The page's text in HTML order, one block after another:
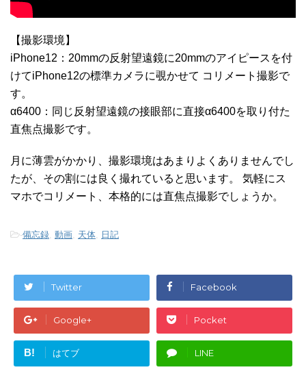
【撮影環境】
iPhone12：20mmの反射望遠鏡に20mmのアイピースを付
けてiPhone12の標準カメラに覗かせて コリメート撮影で
す。
α6400：同じ反射望遠鏡の接眼部に直接α6400を取り付た
直焦点撮影です。
月に薄雲がかかり、撮影環境はあまりよくありませんでし
たが、その割には良く撮れていると思います。 気軽にス
マホでコリメート、本格的には直焦点撮影でしょうか。
-備忘録 動画 天体 日記
Twitter Facebook
Google+ Pocket
B! はてブ LINE